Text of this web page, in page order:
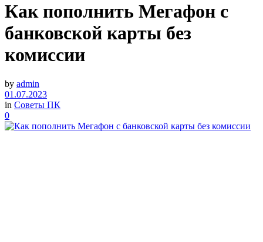
Как пополнить Мегафон с
банковской карты без
комиссии
by admin
01.07.2023
in Советы ПК
0